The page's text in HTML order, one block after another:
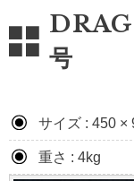
号
サイズ : 450 ×
重さ : 4kg